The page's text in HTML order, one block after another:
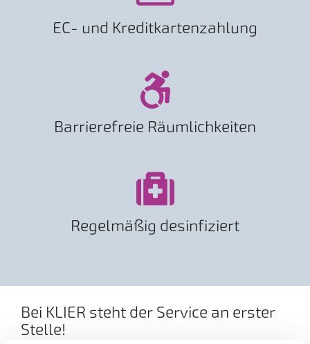
EC- und Kreditkartenzahlung
Barrierefreie Räumlichkeiten
Regelmäßig desinfiziert
Bei KLIER steht der Service an erster
Stelle!